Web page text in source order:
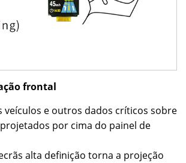
frontal
veículos e outros dados críticos sobre
por cima do painel de
alta definição torna a projeção